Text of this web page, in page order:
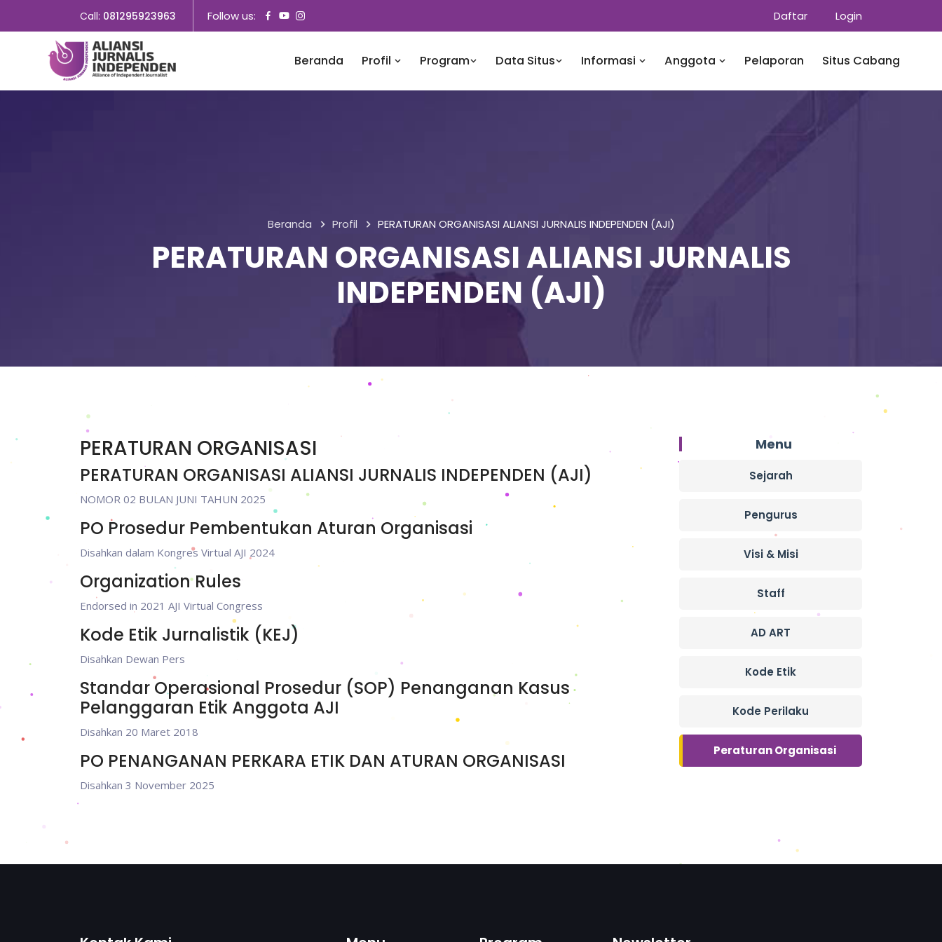
Call: 081295923963 Follow us: Daftar Login
Beranda Profil Program Data Situs Informasi Anggota Pelaporan Situs Cabang
Beranda Profil PERATURAN ORGANISASI ALIANSI JURNALIS INDEPENDEN (AJI)
PERATURAN ORGANISASI ALIANSI JURNALIS
INDEPENDEN (AJI)
PERATURAN ORGANISASI
PERATURAN ORGANISASI ALIANSI JURNALIS INDEPENDEN (AJI)
NOMOR 02 BULAN JUNI TAHUN 2025
PO Prosedur Pembentukan Aturan Organisasi
Disahkan dalam Kongres Virtual AJI 2024
Organization Rules
Endorsed in 2021 AJI Virtual Congress
Kode Etik Jurnalistik (KEJ)
Disahkan Dewan Pers
Standar Operasional Prosedur (SOP) Penanganan Kasus
Pelanggaran Etik Anggota AJI
Disahkan 20 Maret 2018
PO PENANGANAN PERKARA ETIK DAN ATURAN ORGANISASI
Disahkan 3 November 2025
Menu
Sejarah
Pengurus
Visi & Misi
Staff
AD ART
Kode Etik
Kode Perilaku
Peraturan Organisasi